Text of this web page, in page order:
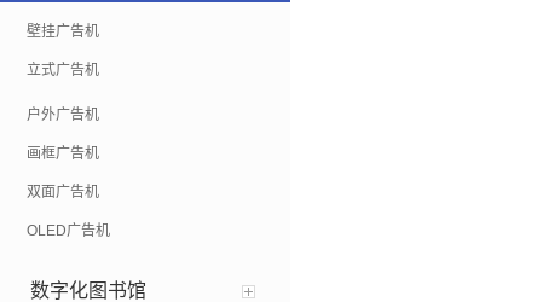
壁挂广告机
立式广告机
户外广告机
画框广告机
双面广告机
OLED广告机
数字化图书馆